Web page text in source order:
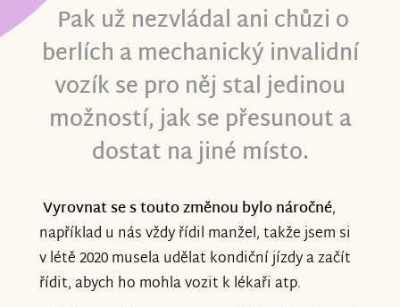
Pak už nezvládal ani chůzi o
berlích a mechanický invalidní
vozík se pro něj stal jedinou
možností, jak se přesunout a
dostat na jiné místo.
Vyrovnat se s touto změnou bylo náročné,
například u nás vždy řídil manžel, takže jsem si
v létě 2020 musela udělat kondiční jízdy a začít
řídit, abych ho mohla vozit k lékaři atp.